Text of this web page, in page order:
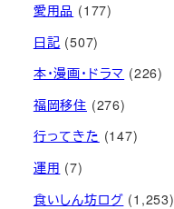
愛用品 (177)
日記 (507)
本・漫画・ドラマ (226)
福岡移住 (276)
行ってきた (147)
運用 (7)
食いしん坊ログ (1,253)